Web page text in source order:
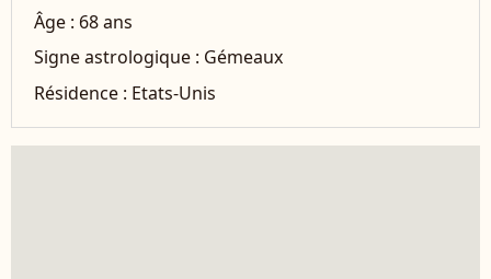
Âge : 68 ans
Signe astrologique : Gémeaux
Résidence : Etats-Unis